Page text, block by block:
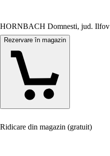
HORNBACH Domnesti, jud. Ilfov
Rezervare în magazin
Ridicare din magazin (gratuit)